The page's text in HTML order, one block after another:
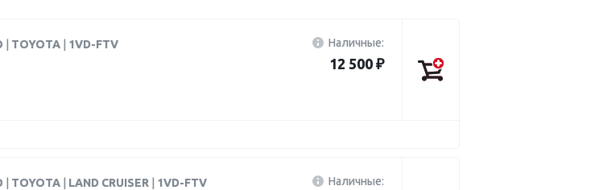
TOYOTA 1VD-FTV Наличные:
12 500 ₽
TOYOTA LAND CRUISER 1VD-FTV Наличные: